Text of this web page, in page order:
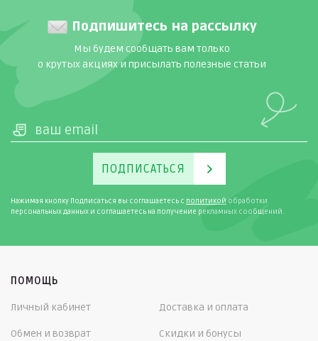
Подпишитесь на рассылку
Мы будем сообщать вам только
о крутых акциях и присылать полезные статьи
ПОДПИСАТЬСЯ
Нажимая кнопку Подписаться вы соглашаетесь с политикой обработки
персональных данных и соглашаетесь на получение рекламных сообщений.
ПОМОЩЬ
Личный кабинет Доставка и оплата
Обмен и возврат Скидки и бонусы